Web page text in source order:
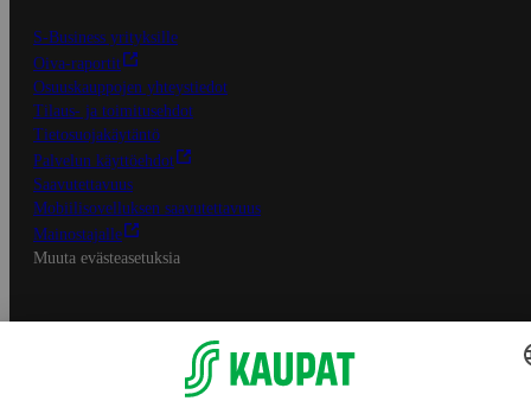
S-Business yrityksille
Oiva-raportit
Osuuskauppojen yhteystiedot
Tilaus- ja toimitusehdot
Tietosuojakäytäntö
Palvelun käyttöehdot
Saavutettavuus
Mobiilisovelluksen saavutettavuus
Mainostajalle
Muuta evästeasetuksia
S-ryhmän palvelut